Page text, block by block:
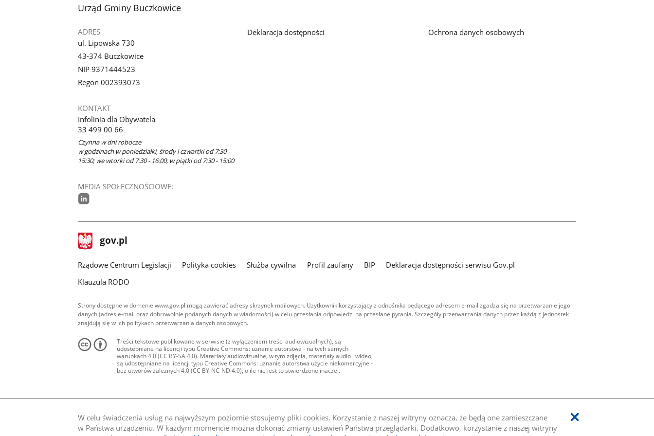
W celu świadczenia usług na najwyższym poziomie stosujemy pliki cookies. Korzystanie z naszej witryny oznacza, że będą one zamieszczane
w Państwa urządzeniu. W każdym momencie można dokonać zmiany ustawień Państwa przeglądarki. Dodatkowo, korzystanie z naszej witryny
stopka
Urząd Gminy Buczkowice
ADRES
ul. Lipowska 730
43-374 Buczkowice
NIP 9371444523
Regon 002393073
KONTAKT
Infolinia dla Obywatela
33 499 00 66
Czynna w dni robocze
w godzinach w poniedziałki, środy i czwartki od 7:30 -
15:30; we wtorki od 7:30 - 16:00; w piątki od 7:30 - 15:00
MEDIA SPOŁECZNOŚCIOWE:
Deklaracja dostępności Ochrona danych osobowych
stopka
gov.pl Strona
gov.pl
Rządowe Centrum Legislacji Polityka cookies Służba cywilna Profil zaufany BIP
Deklaracja dostępności serwisu Gov.pl
Klauzula RODO
Strony dostępne w domenie www.gov.pl mogą zawierać adresy skrzynek mailowych. Użytkownik korzystający z odnośnika będącego adresem e-mail zgadza się na przetwarzanie jego
danych (adres e-mail oraz dobrowolnie podanych danych w wiadomości) w celu przesłania odpowiedzi na przesłane pytania. Szczegóły przetwarzania danych przez każdą z jednostek
znajdują się w ich politykach przetwarzania danych osobowych.
Treści tekstowe publikowane w serwisie (z wyłączeniem treści audiowizualnych), są
udostępniane na licencji typu Creative Commons: uznanie autorstwa - na tych samych
warunkach 4.0 (CC BY-SA 4.0). Materiały audiowizualne, w tym zdjęcia, materiały audio i wideo,
są udostępniane na licencji typu Creative Commons: uznanie autorstwa użycie niekomercyjne -
bez utworów zależnych 4.0 (CC BY-NC-ND 4.0), o ile nie jest to stwierdzone inaczej.